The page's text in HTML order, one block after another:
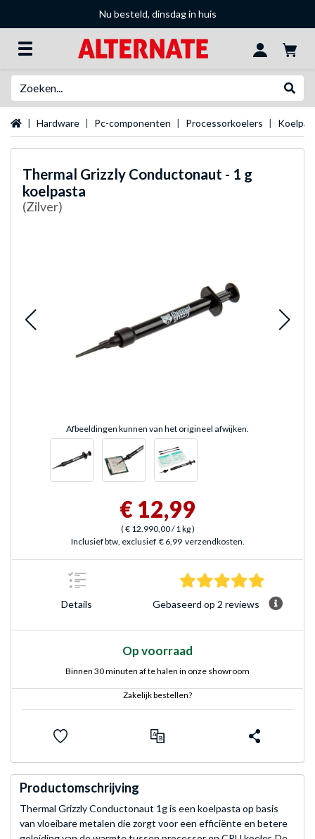
Nu besteld, dinsdag in huis
Startpagina
Hardware Pc-componenten Processorkoelers
Thermal Grizzly Conductonaut - 1 g
koelpasta
(Zilver)
Afbeeldingen kunnen van het origineel afwijken.
€ 12,99
(€ 12.990,00/ 1 kg)
Inclusief btw, exclusief € 6,99 verzendkosten.
Details
5.0 sterren
Gebaseerd op 2 reviews
Op voorraad
Binnen 30 minuten af te halen in onze showroom
Zakelijk bestellen?
Productomschrijving
Thermal Grizzly Conductonaut 1g is een koelpasta op basis
van vloeibare metalen die zorgt voor een efficiënte en betere